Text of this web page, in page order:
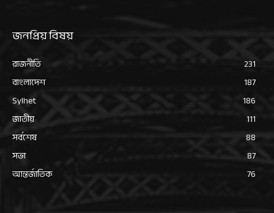
জনপ্রিয় বিষয়
রাজনীতি
231
বাংলাদেশ
187
Sylhet
186
জাতীয়
111
সর্বশেষ
88
সভা
87
আন্তর্জাতিক
76